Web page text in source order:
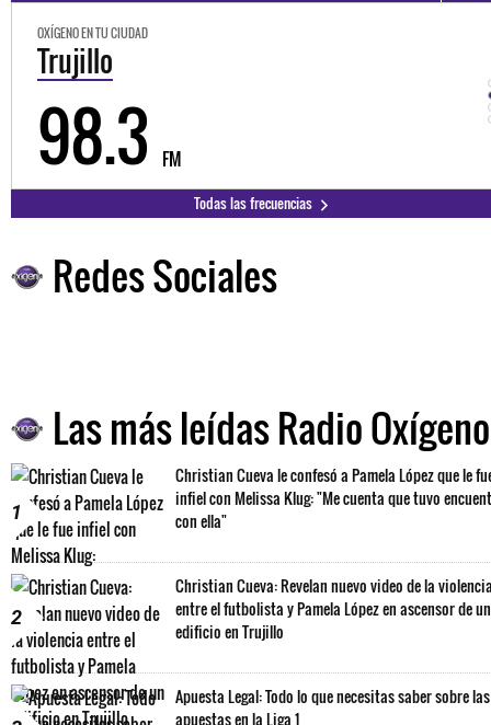
OXÍGENO EN TU CIUDAD
Trujillo
98.3 FM
Todas las frecuencias
Redes Sociales
Las más leídas Radio Oxígeno
1
Christian Cueva le confesó a Pamela López que le
infiel con Melissa Klug: "Me cuenta que tuvo
con ella"
2
Christian Cueva: Revelan nuevo video de la
entre el futbolista y Pamela López en ascensor de un
edificio en Trujillo
Apuesta Legal: Todo lo que necesitas saber sobre las
apuestas en la Liga 1